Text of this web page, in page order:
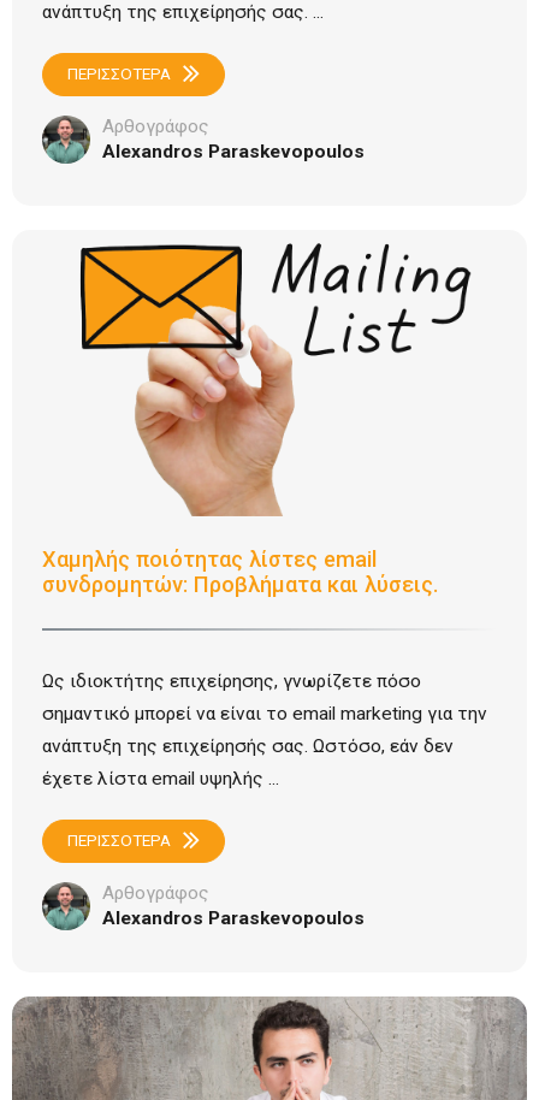
ανάπτυξη της επιχείρησής σας. ...
ΠΕΡΙΣΣΟΤΕΡΑ
Αρθογράφος
Alexandros Paraskevopoulos
Χαμηλής ποιότητας λίστες email
συνδρομητών: Προβλήματα και λύσεις.
Ως ιδιοκτήτης επιχείρησης, γνωρίζετε πόσο
σημαντικό μπορεί να είναι το email marketing για την
ανάπτυξη της επιχείρησής σας. Ωστόσο, εάν δεν
έχετε λίστα email υψηλής ...
ΠΕΡΙΣΣΟΤΕΡΑ
Αρθογράφος
Alexandros Paraskevopoulos